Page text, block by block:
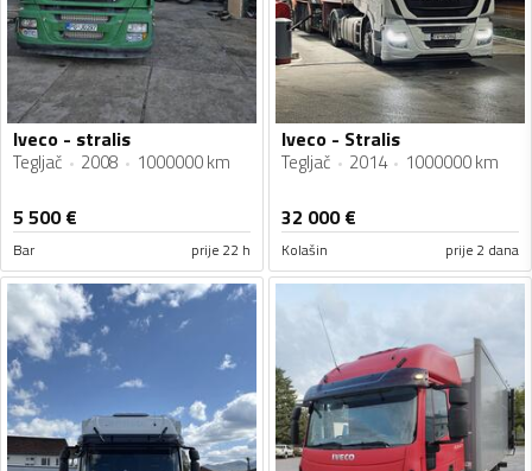
Iveco - stralis
Tegljač 2008 1000000 km
5 500€
Bar prije 22 h
Iveco - Stralis
Tegljač 2014 1000000 km
32 000€
Kolašin prije 2 dana